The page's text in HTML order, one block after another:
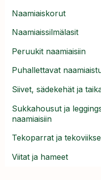
Naamiaiskorut
Naamiaissilmälasit
Peruukit naamiaisiin
Puhallettavat
Siivet, sädekehät ja
Sukkahousut ja
naamiaisiin
Tekoparrat ja
Viitat ja hameet